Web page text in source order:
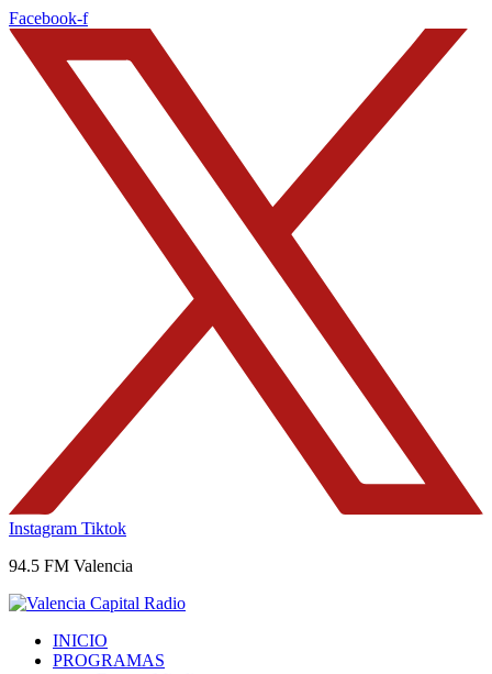
Ir
al
contenido
Facebook-f
Instagram Tiktok
94.5 FM Valencia
INICIO
PROGRAMAS